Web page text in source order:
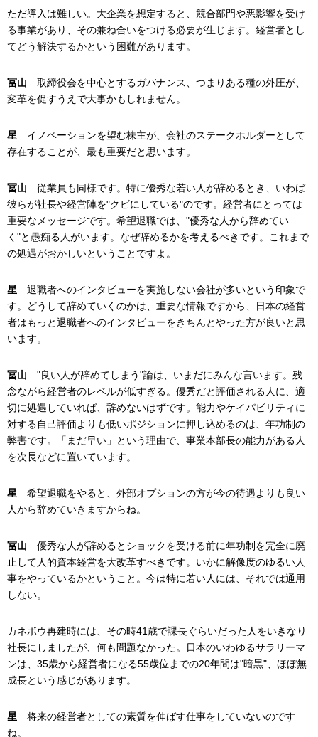
ただ導入は難しい。大企業を想定すると、競合部門や悪影響を受け
る事業があり、その兼ね合いをつける必要が生じます。経営者とし
てどう解決するかという困難があります。
冨山 取締役会を中心とするガバナンス、つまりある種の外圧が、
変革を促すうえで大事かもしれません。
星 イノベーションを望む株主が、会社のステークホルダーとして
存在することが、最も重要だと思います。
冨山 従業員も同様です。特に優秀な若い人が辞めるとき、いわば
彼らが社長や経営陣を"クビにしている"のです。経営者にとっては
重要なメッセージです。希望退職では、"優秀な人から辞めてい
く"と愚痴る人がいます。なぜ辞めるかを考えるべきです。これまで
の処遇がおかしいということですよ。
星 退職者へのインタビューを実施しない会社が多いという印象で
す。どうして辞めていくのかは、重要な情報ですから、日本の経営
者はもっと退職者へのインタビューをきちんとやった方が良いと思
います。
冨山 "良い人が辞めてしまう"論は、いまだにみんな言います。残
念ながら経営者のレベルが低すぎる。優秀だと評価される人に、適
切に処遇していれば、辞めないはずです。能力やケイパビリティに
対する自己評価よりも低いポジションに押し込めるのは、年功制の
弊害です。「まだ早い」という理由で、事業本部長の能力がある人
を次長などに置いています。
星 希望退職をやると、外部オプションの方が今の待遇よりも良い
人から辞めていきますからね。
冨山 優秀な人が辞めるとショックを受ける前に年功制を完全に廃
止して人的資本経営を大改革すべきです。いかに解像度のゆるい人
事をやっているかということ。今は特に若い人には、それでは通用
しない。
カネボウ再建時には、その時41歳で課長ぐらいだった人をいきなり
社長にしましたが、何も問題なかった。日本のいわゆるサラリーマ
ンは、35歳から経営者になる55歳位までの20年間は"暗黒"、ほぼ無
成長という感じがあります。
星 将来の経営者としての素質を伸ばす仕事をしていないのです
ね。